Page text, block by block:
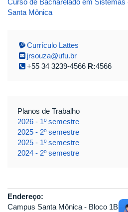
Curso de Bacharelado em
Santa Mônica
Currículo Lattes
jrsouza@ufu.br
+55 34 3239-4566 R:4566
Planos de Trabalho
2026 - 1º semestre
2025 - 2º semestre
2025 - 1º semestre
2024 - 2º semestre
Endereço:
Campus Santa Mônica - Bloco 1B -